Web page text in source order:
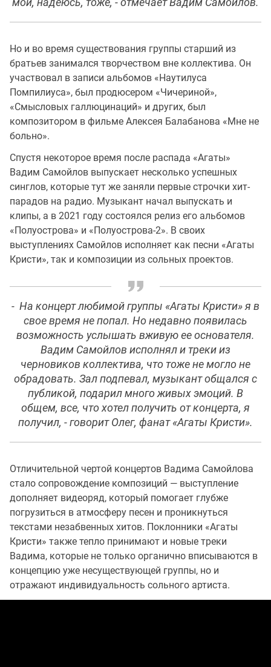
мой, надеюсь, тоже, - отмечает Вадим Самойлов.
Но и во время существования группы старший из
братьев занимался творчеством вне коллектива. Он
участвовал в записи альбомов «Наутилуса
Помпилиуса», был продюсером «Чичериной»,
«Смысловых галлюцинаций» и других, был
композитором в фильме Алексея Балабанова «Мне не
больно».
Спустя некоторое время после распада «Агаты»
Вадим Самойлов выпускает несколько успешных
синглов, которые тут же заняли первые строчки хит-
парадов на радио. Музыкант начал выпускать и
клипы, а в 2021 году состоялся релиз его альбомов
«Полуострова» и «Полуострова-2». В своих
выступлениях Самойлов исполняет как песни «Агаты
Кристи», так и композиции из сольных проектов.
- На концерт любимой группы «Агаты Кристи» я в
свое время не попал. Но недавно появилась
возможность услышать вживую ее основателя.
Вадим Самойлов исполнял и треки из
черновиков коллектива, что тоже не могло не
обрадовать. Зал подпевал, музыкант общался с
публикой, подарил много живых эмоций. В
общем, все, что хотел получить от концерта, я
получил, - говорит Олег, фанат «Агаты Кристи».
Отличительной чертой концертов Вадима Самойлова
стало сопровождение композиций — выступление
дополняет видеоряд, который помогает глубже
погрузиться в атмосферу песен и проникнуться
текстами незабвенных хитов. Поклонники «Агаты
Кристи» также тепло принимают и новые треки
Вадима, которые не только органично вписываются в
концепцию уже несуществующей группы, но и
отражают индивидуальность сольного артиста.